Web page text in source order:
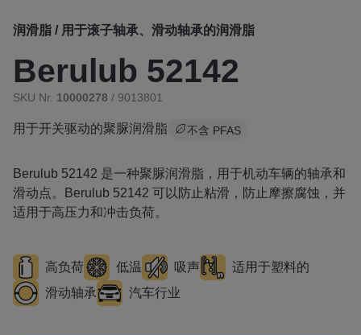
润滑脂 / 用于滚子轴承、滑动轴承的润滑脂
Berulub 52142
SKU Nr. 10000278 / 9013801
用于开关驱动的聚脲润滑脂 不含 PFAS
Berulub 52142 是一种聚脲润滑脂，用于机动车辆的轴承和
滑动点。Berulub 52142 可以防止粘滑，防止摩擦腐蚀，并
适用于高压力和冲击负荷。
高负荷 低温 吸声
适用于塑料的
滑动轴承
汽车行业